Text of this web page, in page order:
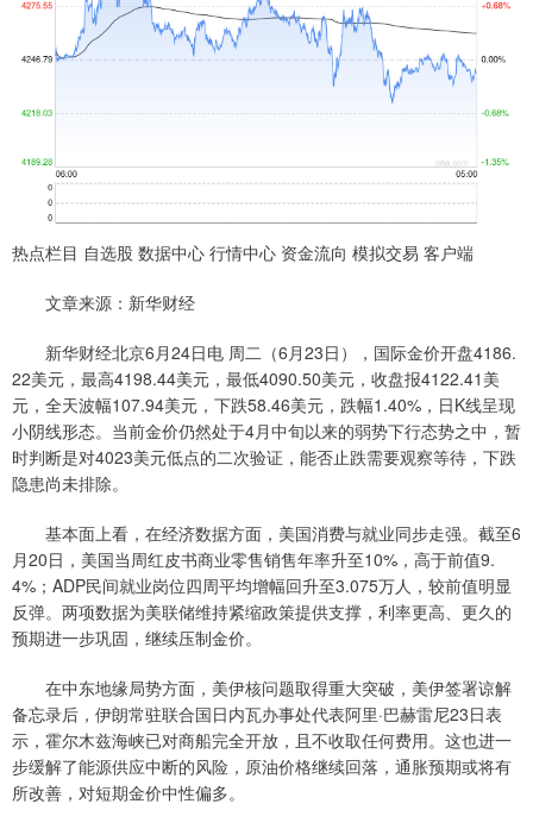
热点栏目 自选股 数据中心 行情中心 资金流向 模拟交易 客户端
文章来源：新华财经
新华财经北京6月24日电 周二（6月23日），国际金价开盘4186.
22美元，最高4198.44美元，最低4090.50美元，收盘报4122.41美
元，全天波幅107.94美元，下跌58.46美元，跌幅1.40%，日K线呈现
小阴线形态。当前金价仍然处于4月中旬以来的弱势下行态势之中，暂
时判断是对4023美元低点的二次验证，能否止跌需要观察等待，下跌
隐患尚未排除。
基本面上看，在经济数据方面，美国消费与就业同步走强。截至6
月20日，美国当周红皮书商业零售销售年率升至10%，高于前值9.
4%；ADP民间就业岗位四周平均增幅回升至3.075万人，较前值明显
反弹。两项数据为美联储维持紧缩政策提供支撑，利率更高、更久的
预期进一步巩固，继续压制金价。
在中东地缘局势方面，美伊核问题取得重大突破，美伊签署谅解
备忘录后，伊朗常驻联合国日内瓦办事处代表阿里·巴赫雷尼23日表
示，霍尔木兹海峡已对商船完全开放，且不收取任何费用。这也进一
步缓解了能源供应中断的风险，原油价格继续回落，通胀预期或将有
所改善，对短期金价中性偏多。